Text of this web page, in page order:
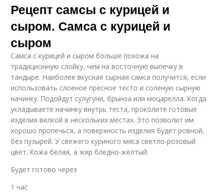
Рецепт самсы с курицей и
сыром. Самса с курицей и
сыром
Самса с курицей и сыром больше похожа на
традиционную слойку, чем на восточную выпечку в
тандыре. Наиболее вкусная сырная самса получится, если
использовать слоеное пресное тесто и соленую сырную
начинку. Подойдут сулугуни, брынза или моцарелла. Когда
укладываете начинку внутрь теста, проколите готовые
изделия вилкой в нескольких местах. Это позволит им
хорошо пропечься, а поверхность изделия будет ровной,
без пузырей. У свежего куриного мяса светло-розовый
цвет. Кожа белая, а жир бледно-желтый.
Будет готово через
1 час